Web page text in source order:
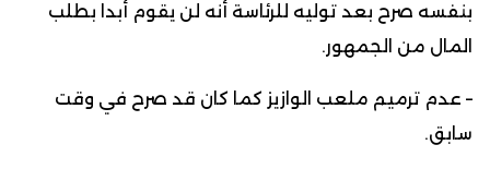
بنفسه صرح بعد توليه للرئاسة أنه لن يقوم أبدا بطلب
المال من الجمهور.
– عدم ترميم ملعب الوازيز كما كان قد صرح في وقت
سابق.